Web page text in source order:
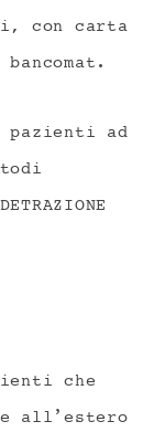
con carta
pazienti ad
che
all’estero